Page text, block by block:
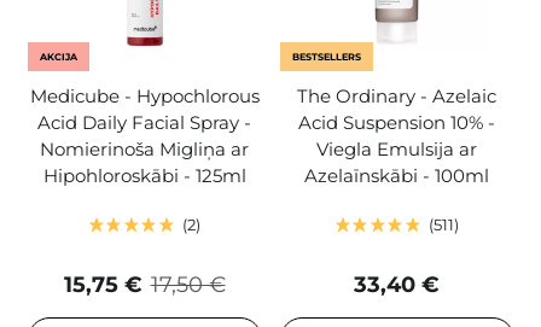
AKCIJA
Medicube - Hypochlorous
Acid Daily Facial Spray -
Nomierinoša Migliņa ar
Hipohloroskābi - 125ml
2
17,50 €
15,75 €
BESTSELLERS
The Ordinary - Azelaic
Acid Suspension 10% -
Viegla Emulsija ar
Azelaīnskābi - 100ml
511
33,40 €